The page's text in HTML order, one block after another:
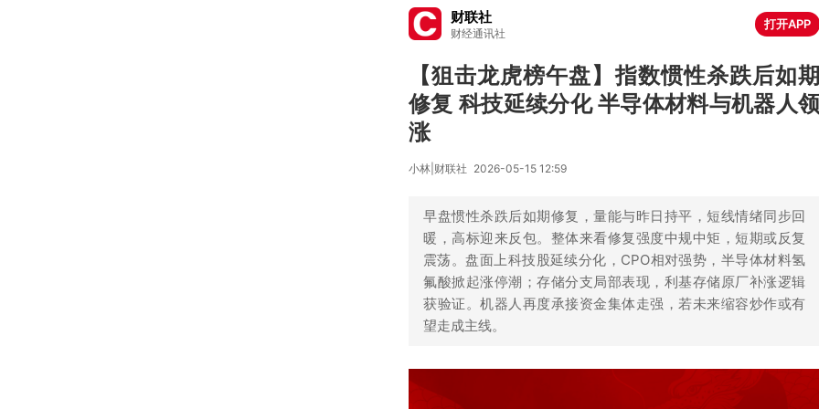
财联社
财经通讯社
打开APP
【狙击龙虎榜午盘】指数惯性杀跌后如期
修复 科技延续分化 半导体材料与机器人领
涨
小林|财联社 2026-05-15 12:59
早盘惯性杀跌后如期修复，量能与昨日持平，短线情绪同步回
暖，高标迎来反包。整体来看修复强度中规中矩，短期或反复
震荡。盘面上科技股延续分化，CPO相对强势，半导体材料氢
氟酸掀起涨停潮；存储分支局部表现，利基存储原厂补涨逻辑
获验证。机器人再度承接资金集体走强，若未来缩容炒作或有
望走成主线。